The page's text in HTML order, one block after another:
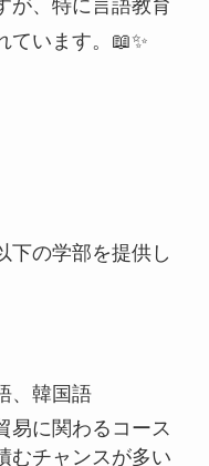
に関わるコース
むチャンスが多い
るカリキュラム
交流の機会が多い
ます。